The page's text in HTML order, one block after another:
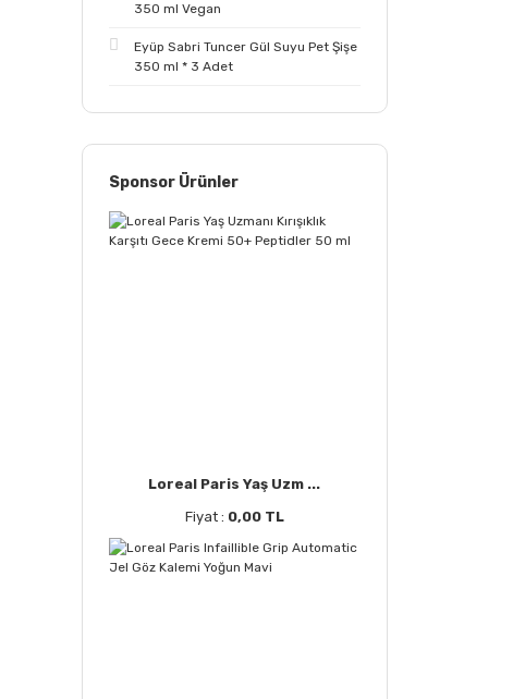
350 ml Vegan
Eyüp Sabri Tuncer Gül Suyu Pet Şişe
350 ml * 3 Adet
Sponsor Ürünler
Loreal Paris Yaş Uzm ...
Fiyat : 0,00 TL